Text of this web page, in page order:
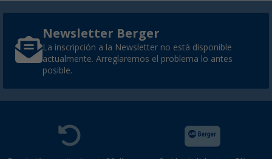
Newsletter Berger
La inscripción a la Newsletter no está disponible
actualmente. Arreglaremos el problema lo antes
posible.